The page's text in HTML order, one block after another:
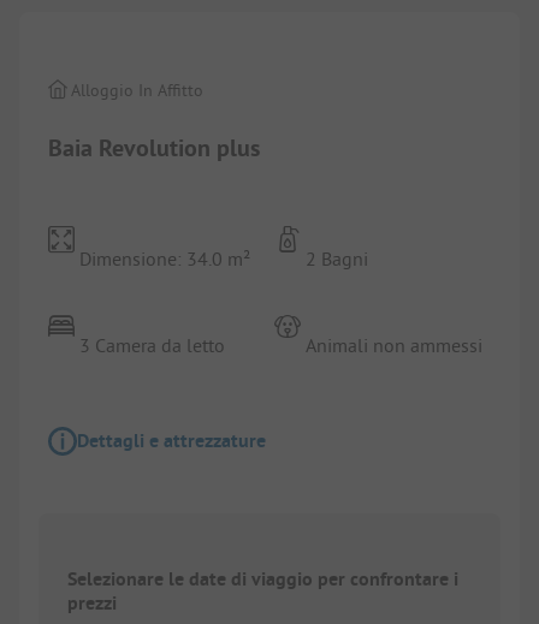
Baia Revolution plus
Alloggio In Affitto
Dimensione: 34.0 m²
3 Camera da letto
2 Bagni
Animali non ammessi
Dettagli e attrezzature
Selezionare le date di viaggio per confrontare i
prezzi